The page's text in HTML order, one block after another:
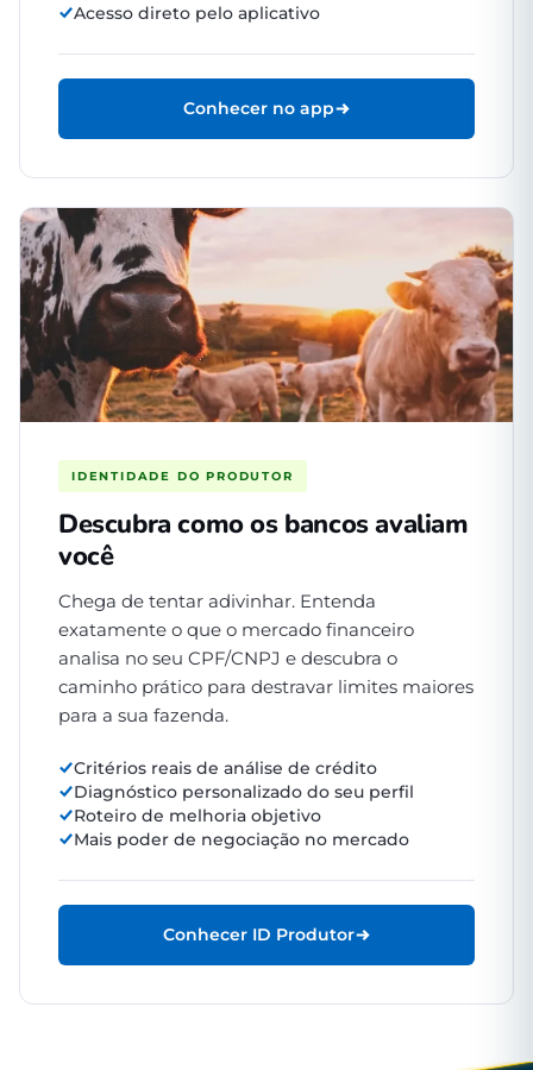
Acesso direto pelo aplicativo
Conhecer no app
IDENTIDADE DO PRODUTOR
Descubra como os bancos avaliam
você
Chega de tentar adivinhar. Entenda
exatamente o que o mercado financeiro
analisa no seu CPF/CNPJ e descubra o
caminho prático para destravar limites maiores
para a sua fazenda.
Critérios reais de análise de crédito
Diagnóstico personalizado do seu perfil
Roteiro de melhoria objetivo
Mais poder de negociação no mercado
Conhecer ID Produtor